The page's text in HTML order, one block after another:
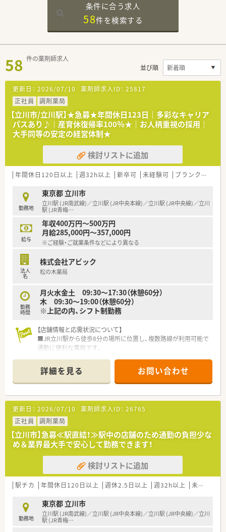
条件に合う求人
58件を検索する
58 件の薬剤師求人
並び順
更新日： 2026/07/10 薬剤師求人ID： 25817
正社員
調剤薬局
【立川市/立川駅】★急募★年間休日123日｜多彩なキャリア
パスあり♪｜産育休復帰率100％★｜お人柄重視の採用｜
大手同等の安定の経営体制★
検討リストに追加
年間休日120日以上 週32h以上 新卒可 未経験可 ブランク可
勤務地
東京都 立川市
立川駅 (JR南武線)／立川駅 (JR中央本線)／立川駅 (JR中央線)／立川
駅 (JR青梅…
給与
年収400万円～500万円
月給285,000円～357,000円
※ご経験・ご就業条件などにより異なる
法人
名
株式会社アビック
松の木薬局
勤務
時間
月火水金土 09:30～17:30（休憩60分）
木 09:30～19:00（休憩60分）
※上記の内、シフト制勤務
【店舗情報と応需状況について】
■JR立川駅から徒歩8分の場所に位置し、複数路線が利用可能で
通勤に便利な薬局です。
40枚から50枚程度です。
■処方箋枚数に対し常時3～4名の薬剤師を配置する、非常に手
厚い人員体制が特徴です。
【法人特徴について】
■多摩エリアを中心に14店舗を展開し、創業以来の無借金経営
を続ける安定企業です。
■「社員の満足が患者様の満足に繋がる」という考えのもと、働
きやすい環境を追求しています。
■総合病院門前への出店や在宅医療、未病サポートなど、多角的
に地域貢献しています。
【勤務実態について】
■年間休日は123日と非常に多く、有給休暇の平均取得日数は
■全社平均の残業時間は月9.9時間程度で、プライベートとの両
立を図りやすい環境です。
■産休・育休からの復帰率は100%で、多くの方がライフステー
詳細を見る お問い合わせ
更新日： 2026/07/10 薬剤師求人ID： 26765
正社員
調剤薬局
【立川市】急募≪駅直結！≫駅中の店舗のため通勤の負担少な
め＆業界最大手で安心して勤務できます！
検討リストに追加
駅チカ 年間休日120日以上 週休2.5日以上 週32h以上 未経験可
勤務地
東京都 立川市
立川駅 (JR南武線)／立川駅 (JR中央本線)／立川駅 (JR中央線)／立川
駅 (JR青梅…